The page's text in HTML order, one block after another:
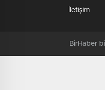
İletişim
BirHaber